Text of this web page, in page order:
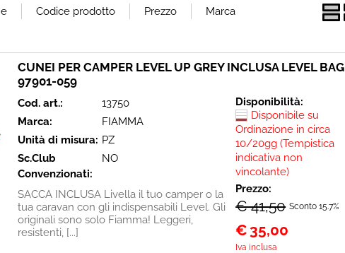
CUNEI PER CAMPER LEVEL UP GREY INCLUSA LEVEL BAG
97901-059
Cod. art.:
13750
Marca:
FIAMMA
Unità di misura: PZ
Sc.Club
Convenzionati:
NO
SACCA INCLUSA Livella il tuo camper o la
tua caravan con gli indispensabili Level. Gli
originali sono solo Fiamma! Leggeri,
resistenti, [...]
Disponibilità:
Disponibile su
Ordinazione in circa
10/20gg (Tempistica
indicativa non
vincolante)
Prezzo:
€ 41,50 Sconto 15.7%
€ 35,00
Iva inclusa